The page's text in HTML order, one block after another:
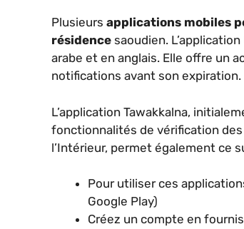
Plusieurs applications mobiles
résidence saoudien.
arabe et en anglais. Elle offre un
notifications avant son expiration.
L’application Tawakkalna,
fonctionnalités de vérification des
l’Intérieur, permet également ce
Pour utiliser ces
Google Play)
Créez un compte en